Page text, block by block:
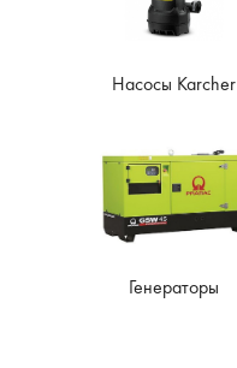
Насосы Karcher
Генераторы